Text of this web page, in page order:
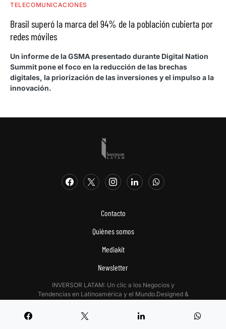
TELECOMUNICACIONES
Brasil superó la marca del 94% de la población cubierta por
redes móviles
Un informe de la GSMA presentado durante Digital Nation
Summit pone el foco en la reducción de las brechas
digitales, la priorización de las inversiones y el impulso a la
innovación.
Contacto
Quiénes somos
Mediakit
Newsletter
INVERSOR LATAM: Un clic a los Negocios y
Tendencias en Latinoamérica y el Mundo.Designed &